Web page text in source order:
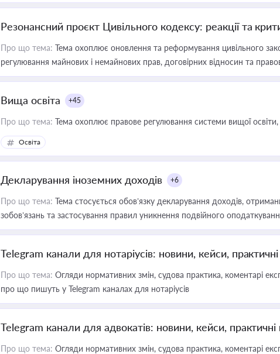
Резонансний проєкт Цивільного кодексу: реакції та
Про що тема: Тема охоплює оновлення та реформування цивільного
регулювання майнових і немайнових прав, договірних відносин та
Вища освіта +45
Про що тема: Тема охоплює правове регулювання системи вищої освіти,
Освіта
Декларування іноземних доходів +6
Про що тема: Тема стосується обов’язку декларування доходів,
зобов’язань та застосування правил уникнення подвійного
Telegram канали для нотаріусів: новини, кейси,
Про що тема: Огляди нормативних змін, судова практика, коментарі
про що пишуть у Telegram каналах для нотаріусів
Telegram канали для адвокатів: новини, кейси,
Про що тема: Огляди нормативних змін, судова практика, коментарі